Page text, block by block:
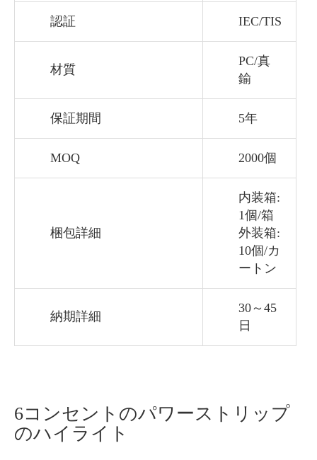
認証 IEC/TIS
材質
PC/真
鍮
保証期間 5年
MOQ 2000個
梱包詳細
内装箱:
1個/箱
外装箱:
10個/カ
ートン
納期詳細
30～45
日
6コンセントのパワーストリップ
のハイライト